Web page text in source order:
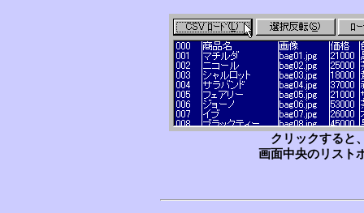
クリックすると
画面中央のリスト